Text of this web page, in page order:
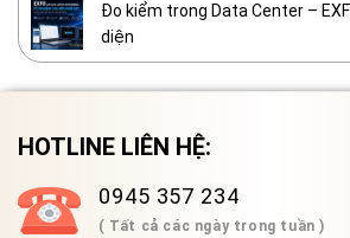
Đo kiểm trong Data Center –
diện
HOTLINE LIÊN HỆ:
0945 357 234
( Tất cả các ngày trong tuần )